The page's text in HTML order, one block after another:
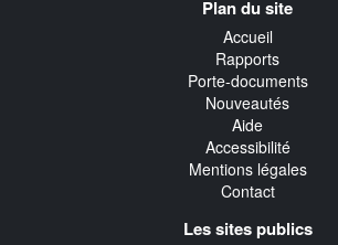
Plan du site
Accueil
Rapports
Porte-documents
Nouveautés
Aide
Accessibilité
Mentions légales
Contact
Les sites publics